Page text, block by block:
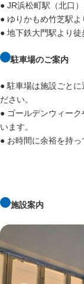
● JR浜松町駅（北口
● ゆりかもめ竹芝駅
● 地下鉄大門駅より
駐車場のご案内
● 駐車場は施設ごと
ださい。
● ゴールデンウィー
います。
● お時間に余裕を持っ
施設案内